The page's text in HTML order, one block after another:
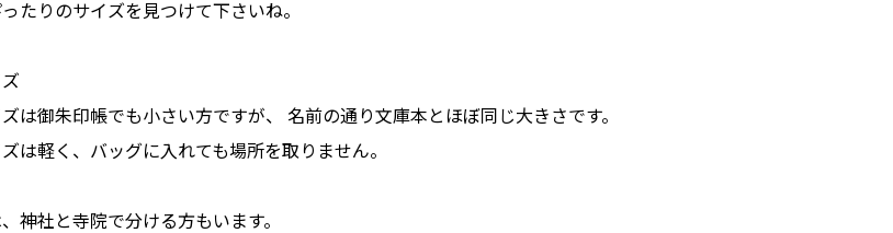
たりのサイズを見つけて下さいね。
は御朱印帳でも小さい方ですが、 名前の通り文庫本とほぼ同じ大きさです。
は軽く、バッグに入れても場所を取りません。
神社と寺院で分ける方もいます。